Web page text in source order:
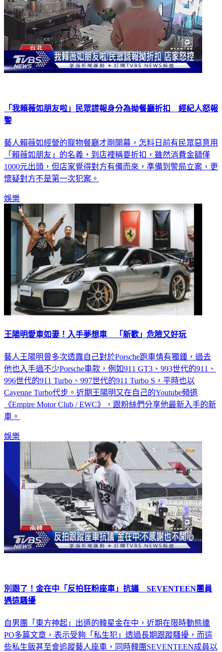
「我賴薇如朋友啦」民眾謊報身分為拗餐廳折扣 經紀人怒報
警
藝人賴薇如經營的寵物餐廳才剛開幕，怎料日前有民眾惡意用
「賴薇如朋友」的名義，到店裡稱要折扣，雖然消費金額僅
1000元出頭，但店家覺得對方有備而來，準備到警局立案，更
懷疑對方不是第一次犯案。
娛樂
王陽明愛車如妻！入手夢想車 「新歡」危險又好玩
藝人王陽明曾多次透露自己對於Porsche跑車情有獨鍾，過去
他也入手過不少Porsche車款，例如911 GT3、993世代的911、
996世代的911 Turbo、997世代的911 Turbo S，平時也以
Cayenne Turbo代步。近期王陽明又在自己的Youtube頻道
《Empire Motor Club / EWC》，跟粉絲們分享他最新入手的新
車。
娛樂
別跟了！金在中「反拍狂粉座車」抗議 SEVENTEEN團員
遇這騷擾
自男團「東方神起」出道的韓星金在中，近期在限時動態連
PO多篇文章，表示受夠「私生犯」透過長期跟蹤騷擾，而這
些私生飯甚至會追蹤藝人座車，同時韓團SEVENTEEN成員以